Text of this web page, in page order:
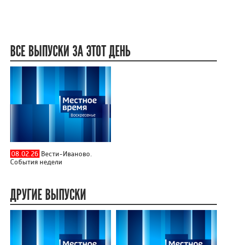
ВСЕ ВЫПУСКИ ЗА ЭТОТ ДЕНЬ
08.02.26 Вести-Иваново.
События недели
ДРУГИЕ ВЫПУСКИ